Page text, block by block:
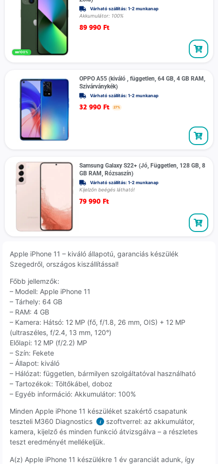
100%
Várható szállítás: 1-2 munkanap
Akkumulátor: 100%
89 990 Ft
OPPO A55 (kiváló , független, 64 GB, 4 GB RAM,
Szivárványkék)
Várható szállítás: 1-2 munkanap
32 990 Ft 27%
Samsung Galaxy S22+ (Jó, Független, 128 GB, 8
GB RAM, Rózsaszín)
Várható szállítás: 1-2 munkanap
Kijelzőn beégés látható!
79 990 Ft
Apple iPhone 11 – kiváló állapotú, garanciás készülék
Szegedről, országos kiszállítással!
Főbb jellemzők:
– Modell: Apple iPhone 11
– Tárhely: 64 GB
– RAM: 4 GB
– Kamera: Hátsó: 12 MP (fő, f/1.8, 26 mm, OIS) + 12 MP
(ultraszéles, f/2.4, 13 mm, 120°)
Előlapi: 12 MP (f/2.2) MP
– Szín: Fekete
– Állapot: kiváló
– Hálózat: független, bármilyen szolgáltatóval használható
– Tartozékok: Töltőkábel, doboz
– Egyéb információ: Akkumulátor: 100%
Minden Apple iPhone 11 készüléket szakértő csapatunk
teszteli M360 Diagnostics
i
szoftverrel: az akkumulátor,
kamera, kijelző és minden funkció átvizsgálva – a részletes
teszt eredményét mellékeljük.
A(z) Apple iPhone 11 készülékre 1 év garanciát adunk, így